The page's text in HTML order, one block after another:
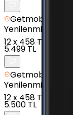
Getmobil
Yenilenmiş
12x 458 TL
5.499 TL
Getmobil
Yenilenmiş
12x 458 TL
5.500 TL